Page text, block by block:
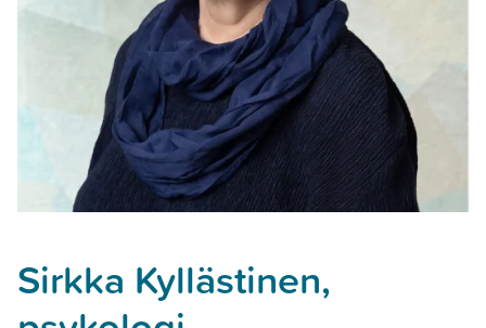
Sirkka Kyllästinen,